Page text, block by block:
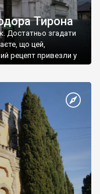
Тирона
Достатньо згадати
що цей,
рецепт привезли у